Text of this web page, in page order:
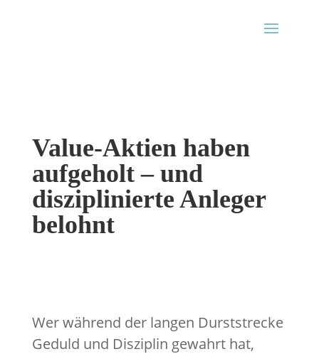
Value-Aktien haben
aufgeholt – und
disziplinierte Anleger
belohnt
Wer während der langen Durststrecke
Geduld und Disziplin gewahrt hat,